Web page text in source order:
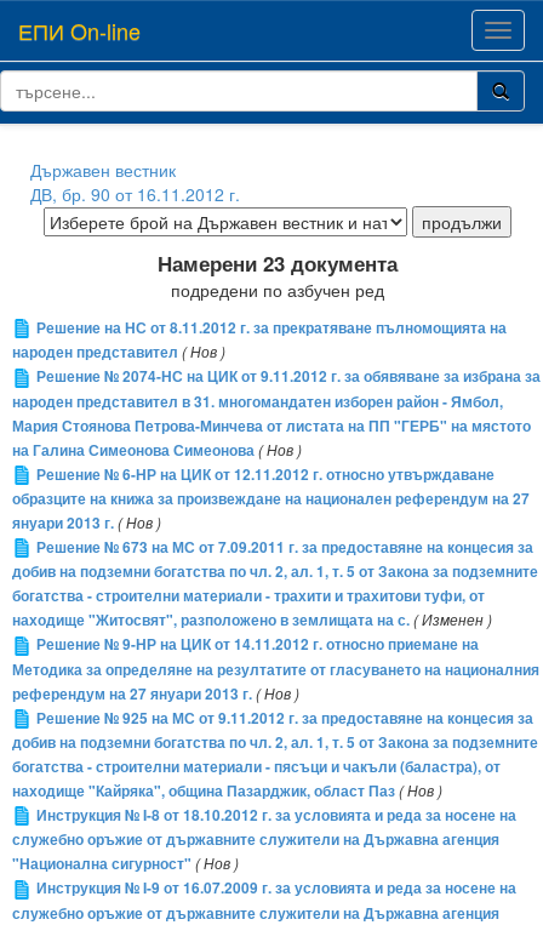
ЕПИ On-line
Държавен вестник
ДВ, бр. 90 от 16.11.2012 г.
Намерени 23 документа
подредени по азбучен ред
Решение на НС от 8.11.2012 г. за прекратяване пълномощията на
народен представител ( Нов )
Решение № 2074-НС на ЦИК от 9.11.2012 г. за обявяване за избрана за
народен представител в 31. многомандатен изборен район - Ямбол,
Мария Стоянова Петрова-Минчева от листата на ПП "ГЕРБ" на мястото
на Галина Симеонова Симеонова( Нов )
Решение № 6-НР на ЦИК от 12.11.2012 г. относно утвърждаване
образците на книжа за произвеждане на национален референдум на 27
януари 2013 г.( Нов )
Решение № 673 на МС от 7.09.2011 г. за предоставяне на концесия за
добив на подземни богатства по чл. 2, ал. 1, т. 5 от Закона за подземните
богатства - строителни материали - трахити и трахитови туфи, от
находище "Житосвят", разположено в землищата на с.( Изменен )
Решение № 9-НР на ЦИК от 14.11.2012 г. относно приемане на
Методика за определяне на резултатите от гласуването на националния
референдум на 27 януари 2013 г.( Нов )
Решение № 925 на МС от 9.11.2012 г. за предоставяне на концесия за
добив на подземни богатства по чл. 2, ал. 1, т. 5 от Закона за подземните
богатства - строителни материали - пясъци и чакъли (баластра), от
находище "Кайряка", община Пазарджик, област Паз( Нов )
Инструкция № I-8 от 18.10.2012 г. за условията и реда за носене на
служебно оръжие от държавните служители на Държавна агенция
"Национална сигурност" ( Нов )
Инструкция № I-9 от 16.07.2009 г. за условията и реда за носене на
служебно оръжие от държавните служители на Държавна агенция